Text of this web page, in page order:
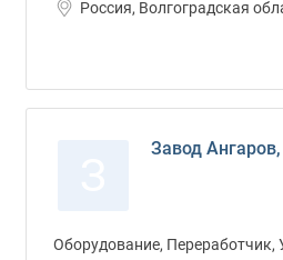
Россия, Волгоградская
Завод
Оборудование, Переработчик,